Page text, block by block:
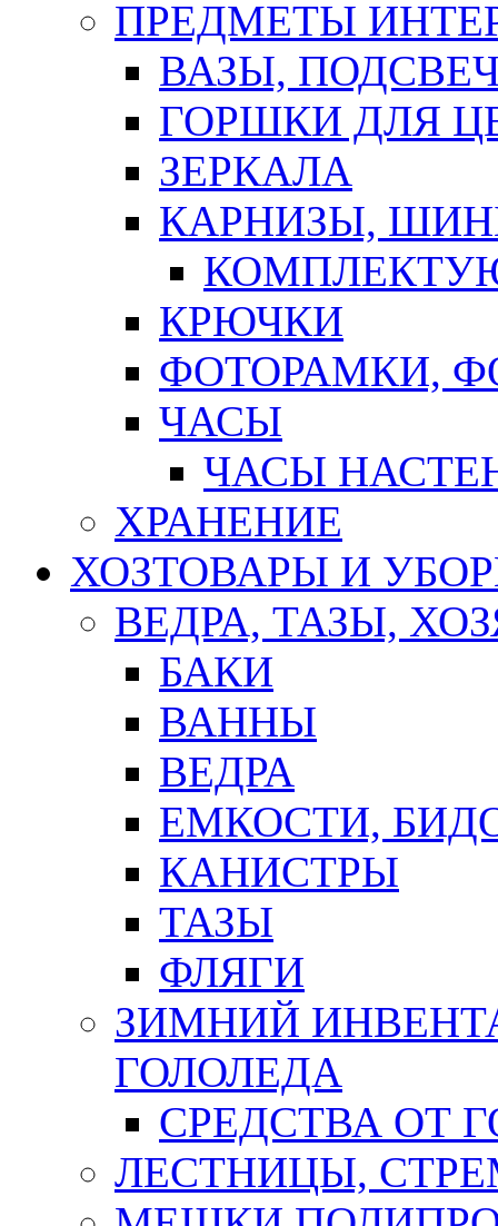
ПРЕДМЕТЫ
ВАЗЫ,
ГОРШКИ ДЛЯ
ЗЕРКАЛА
КАРНИЗЫ,
КРЮЧКИ
ФОТОРАМКИ,
ЧАСЫ
ЧАСЫ
ХРАНЕНИЕ
ХОЗТОВАРЫ И
ВЕДРА, ТАЗЫ,
БАКИ
ВАННЫ
ВЕДРА
ЕМКОСТИ,
КАНИСТРЫ
ТАЗЫ
ФЛЯГИ
ЗИМНИЙ
ГОЛОЛЕДА
СРЕДСТВА ОТ
ЛЕСТНИЦЫ,